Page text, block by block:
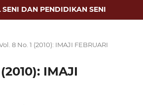
DAN PENDIDIKAN SENI
8 No. 1 (2010): IMAJI FEBRUARI
IMAJI